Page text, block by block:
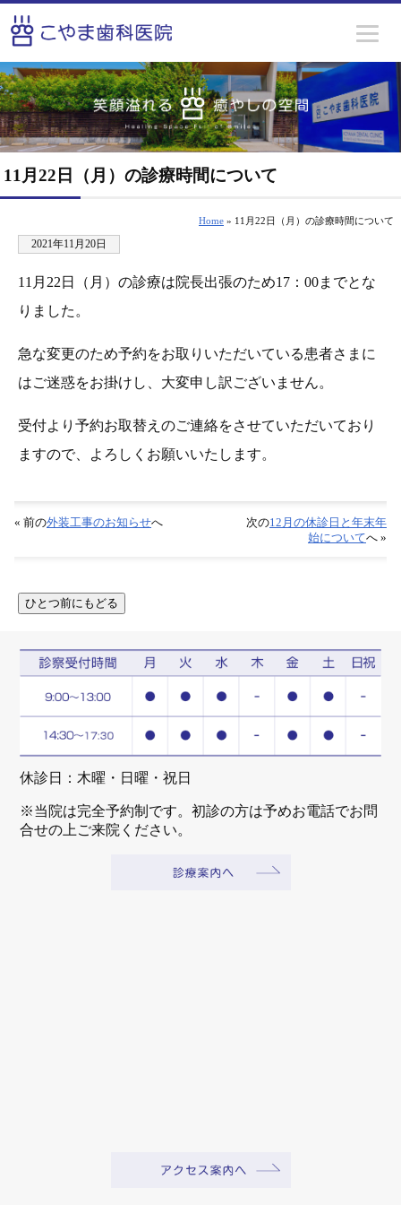
11月22日（月）の診療時間について
Home » 11月22日（月）の診療時間について
2021年11月20日
11月22日（月）の診療は院長出張のため17：00までとな
りました。
急な変更のため予約をお取りいただいている患者さまに
はご迷惑をお掛けし、大変申し訳ございません。
受付より予約お取替えのご連絡をさせていただいており
ますので、よろしくお願いいたします。
« 前の外装工事のお知らせへ 次の12月の休診日と年末年
始についてへ »
休診日：木曜・日曜・祝日
※当院は完全予約制です。初診の方は予めお電話でお問
合せの上ご来院ください。